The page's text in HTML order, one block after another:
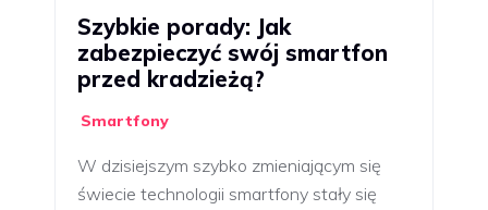
Szybkie porady: Jak
zabezpieczyć swój smartfon
przed kradzieżą?
Smartfony
W dzisiejszym szybko zmieniającym się
świecie technologii smartfony stały się